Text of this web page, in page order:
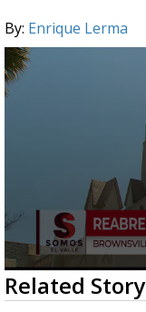
By: Enrique Lerma
0
seconds
of
Related Story